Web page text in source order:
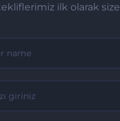
ilk olarak size